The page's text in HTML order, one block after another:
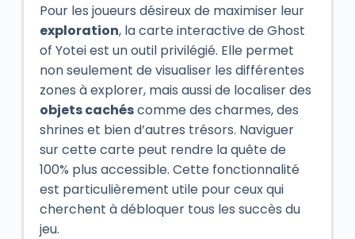
Pour les joueurs désireux de maximiser leur
exploration, la carte interactive de Ghost
of Yotei est un outil privilégié. Elle permet
non seulement de visualiser les différentes
zones à explorer, mais aussi de localiser des
objets cachéscomme des charmes, des
shrines et bien d’autres trésors. Naviguer
sur cette carte peut rendre la quête de
100% plus accessible. Cette fonctionnalité
est particulièrement utile pour ceux qui
cherchent à débloquer tous les succès du
jeu.